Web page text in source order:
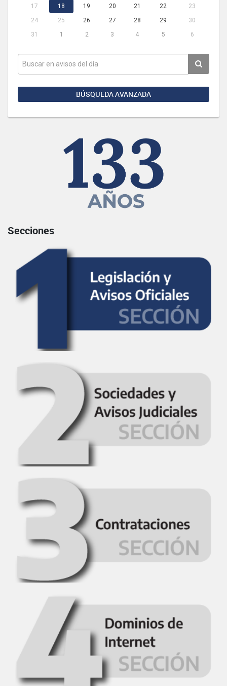
17 18 19 20 21 22
23
24
25 26 27 28 29
30
31
1 2 3 4 5 6
BÚSQUEDA AVANZADA
Secciones